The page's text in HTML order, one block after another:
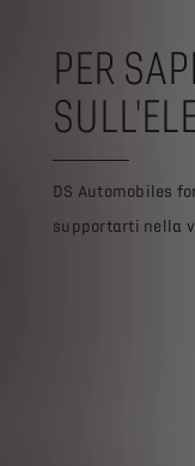
PER
DS Automobiles
supportarti nella